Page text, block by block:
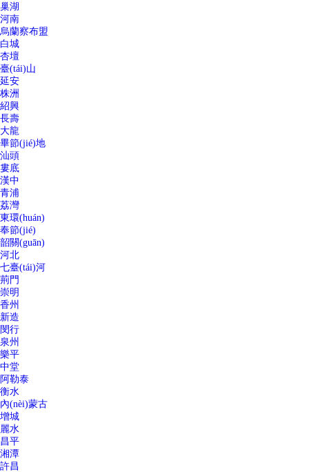
巢湖
河南
烏蘭察布盟
白城
杏壇
臺(tái)山
延安
株洲
紹興
長壽
大龍
畢節(jié)地
汕頭
婁底
漢中
青浦
荔灣
東環(huán)
奉節(jié)
韶關(guān)
河北
七臺(tái)河
荊門
崇明
香州
新造
閔行
泉州
樂平
中堂
阿勒泰
衡水
內(nèi)蒙古
增城
麗水
昌平
湘潭
許昌